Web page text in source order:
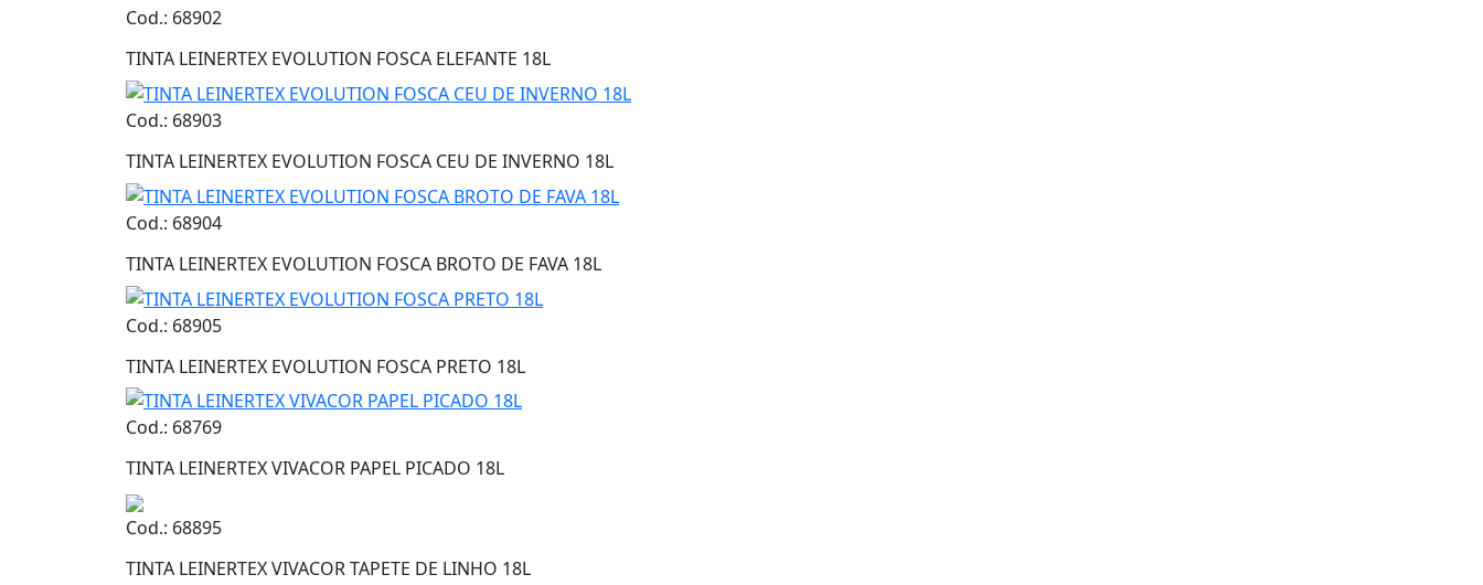
Cod.: 68902
TINTA LEINERTEX EVOLUTION FOSCA ELEFANTE 18L
Cod.: 68903
TINTA LEINERTEX EVOLUTION FOSCA CEU DE INVERNO 18L
Cod.: 68904
TINTA LEINERTEX EVOLUTION FOSCA BROTO DE FAVA 18L
Cod.: 68905
TINTA LEINERTEX EVOLUTION FOSCA PRETO 18L
Cod.: 68769
TINTA LEINERTEX VIVACOR PAPEL PICADO 18L
Cod.: 68895
TINTA LEINERTEX VIVACOR TAPETE DE LINHO 18L